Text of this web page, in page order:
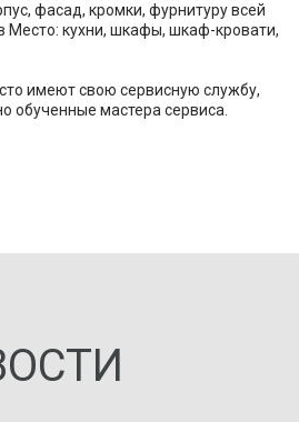
фасад, кромки, фурнитуру всей
Место: кухни, шкафы, шкаф-кровати,
имеют свою сервисную службу,
обученные мастера сервиса.